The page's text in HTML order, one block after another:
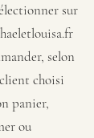
sur
selon
choisi
panier,
ou